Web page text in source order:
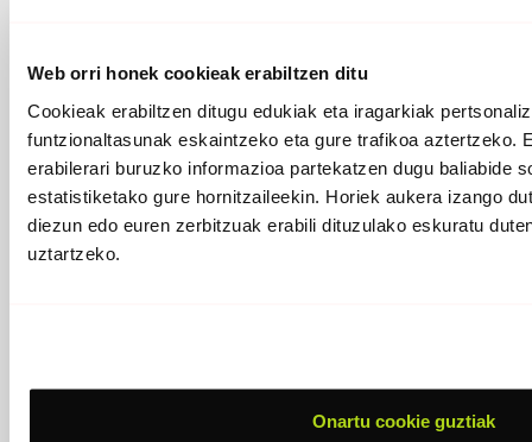
Web orri honek cookieak erabiltzen ditu
Cookieak erabiltzen ditugu edukiak eta iragarkiak
funtzionaltasunak eskaintzeko eta gure trafikoa aztertzeko.
erabilerari buruzko informazioa partekatzen dugu baliabide
estatistiketako gure hornitzaileekin. Horiek aukera izango
diezun edo euren zerbitzuak erabili dituzulako eskuratu
uztartzeko.
Onartu cookie guztiak
ERLAZIONATUTAKO ARTIKULUAK
Tapia, Montoia eta Muguruza, grabazio estudioan